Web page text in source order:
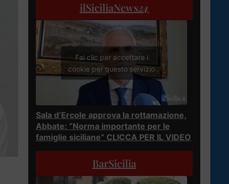
ilSiciliaNews24
Fai clic per accettare i
cookie per questo servizio
Sala d’Ercole approva la rottamazione,
Abbate: “Norma importante per le
famiglie siciliane” CLICCA PER IL VIDEO
BarSicilia